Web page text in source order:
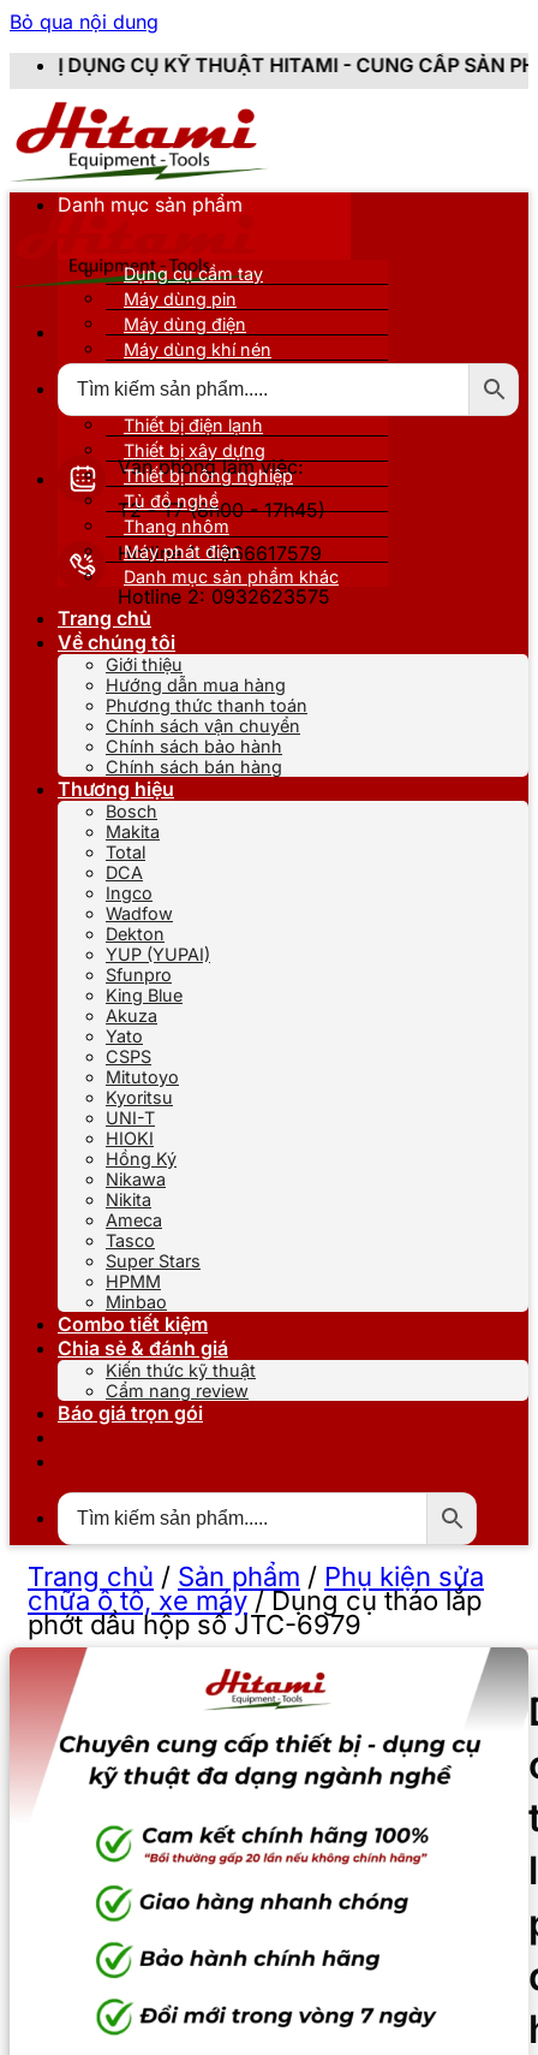
Bỏ qua nội dung
THUẬT HITAMI - CUNG CẤP SẢN PHẨM CHÍNH
Văn phòng làm việc:
T2 - T7 (8h00 - 17h45)
Hotline 1: 0866617579
Hotline 2: 0932623575
Danh mục sản phẩm
Dụng cụ cầm tay
Máy dùng pin
Máy dùng điện
Máy dùng khí nén
Thiết bị nâng đỡ
Thiết bị điện lạnh
Thiết bị xây dựng
Thiết bị nông nghiệp
Tủ đồ nghề
Thang nhôm
Máy phát điện
Danh mục sản phẩm khác
Trang chủ
Về chúng tôi
Giới thiệu
Hướng dẫn mua hàng
Phương thức thanh toán
Chính sách vận chuyển
Chính sách bảo hành
Chính sách bán hàng
Thương hiệu
Bosch
Makita
Total
DCA
Ingco
Wadfow
Dekton
YUP (YUPAI)
Sfunpro
King Blue
Akuza
Yato
CSPS
Mitutoyo
Kyoritsu
UNI-T
HIOKI
Hồng Ký
Nikawa
Nikita
Ameca
Tasco
Super Stars
HPMM
Minbao
Combo tiết kiệm
Chia sẻ & đánh giá
Kiến thức kỹ thuật
Cẩm nang review
Báo giá trọn gói
Trang chủ / Sản phẩm / Phụ kiện sửa
chữa ô tô, xe máy/Dụng cụ tháo lắp
phớt dầu hộp số JTC-6979